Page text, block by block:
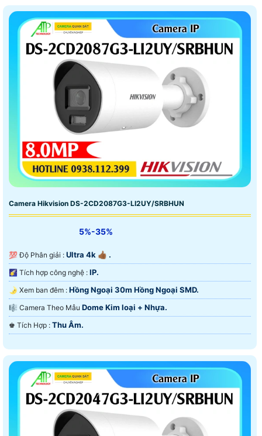
Camera Hikvision DS-2CD2087G3-LI2UY/SRBHUN
5%-35%
💯 Độ Phân giải : Ultra 4k 👍🏾 .
🌠 Tích hợp công nghệ : IP.
🌛 Xem ban đêm : Hồng Ngoại 30m Hồng Ngoại SMD.
🎼️ Camera Theo Mẫu Dome Kim loại + Nhựa.
️♚ Tích Hợp : Thu Âm.